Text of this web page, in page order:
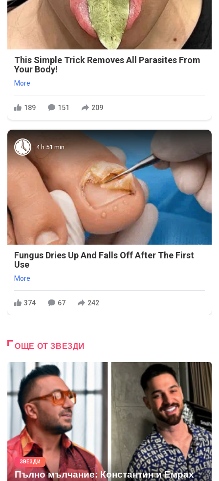
This Simple Trick Removes All Parasites From
Your Body!
More
189 151 209
4 h 51 min
Fungus Dries Up And Falls Off After The First
Use
More
374 67 242
ОЩЕ ОТ ЗВЕЗДИ
ЗВЕЗДИ
Пълно мълчание: Константин и Емрах